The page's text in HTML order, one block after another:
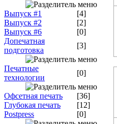
Выпуск #1
[4]
Выпуск #2
[2]
Выпуск #6
[0]
Допечатная
подготовка
[3]
Печатные
технологии
[0]
Офсетная печать
[36]
Глубокая печать
[12]
Postpress
[0]